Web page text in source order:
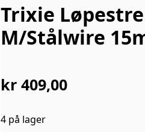
Trixie
M/Stålwire
kr 409,00
4 på lager